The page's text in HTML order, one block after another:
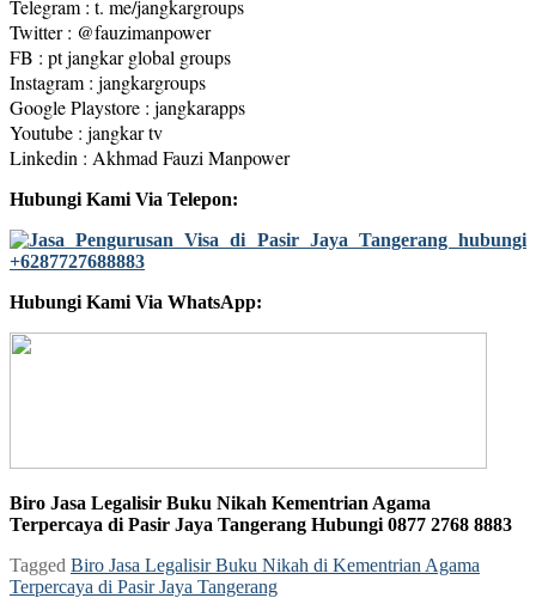
Telegram : t. me/jangkargroups
Twitter : @fauzimanpower
FB : pt jangkar global groups
Instagram : jangkargroups
Google Playstore : jangkarapps
Youtube : jangkar tv
Linkedin : Akhmad Fauzi Manpower
Hubungi Kami Via Telepon:
Hubungi Kami Via WhatsApp:
Biro Jasa Legalisir Buku Nikah Kementrian Agama
Terpercaya di Pasir Jaya Tangerang Hubungi 0877 2768 8883
Tagged Biro Jasa Legalisir Buku Nikah di Kementrian Agama
Terpercaya di Pasir Jaya Tangerang